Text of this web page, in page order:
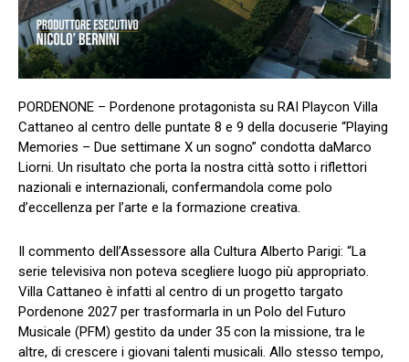
PORDENONE – Pordenone protagonista su RAI Playcon Villa
Cattaneo al centro delle puntate 8 e 9 della docuserie “Playing
Memories – Due settimane X un sogno” condotta daMarco
Liorni. Un risultato che porta la nostra città sotto i riflettori
nazionali e internazionali, confermandola come polo
d’eccellenza per l’arte e la formazione creativa.
Il commento dell’Assessore alla Cultura Alberto Parigi: “La
serie televisiva non poteva scegliere luogo più appropriato.
Villa Cattaneo è infatti al centro di un progetto targato
Pordenone 2027 per trasformarla in un Polo del Futuro
Musicale (PFM) gestito da under 35 con la missione, tra le
altre, di crescere i giovani talenti musicali. Allo stesso tempo,